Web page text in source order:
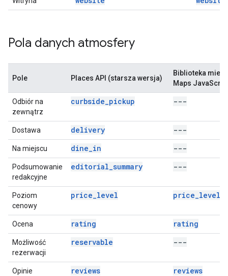
Pola danych atmosfery
Pole Places API (starsza wersja)
Biblioteka
Maps
Odbiór na
zewnątrz
curbside_pickup ---
Dostawa delivery ---
Na miejscu dine_in ---
Podsumowanie
redakcyjne
editorial_summary ---
Poziom
cenowy
price_level price_level
Ocena rating rating
Możliwość
rezerwacji
reservable ---
Opinie reviews reviews